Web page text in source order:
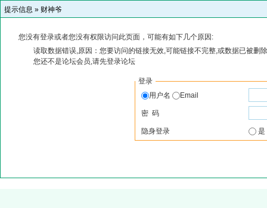
提示信息 » 财神爷
您没有登录或者您没有权限访问此页面，可能有如下几个原因:
读取数据错误,原因：您要访问的链接无效,可能链接不完整,或数据已被删
您还不是论坛会员,请先登录论坛
登录
用户名
Email
密 码
隐身登录